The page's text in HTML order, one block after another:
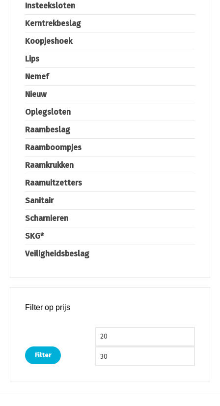
Insteeksloten
Kerntrekbeslag
Koopjeshoek
Lips
Nemef
Nieuw
Oplegsloten
Raambeslag
Raamboompjes
Raamkrukken
Raamuitzetters
Sanitair
Scharnieren
SKG*
Veiligheidsbeslag
Filter op prijs
Min. prijs
Filter